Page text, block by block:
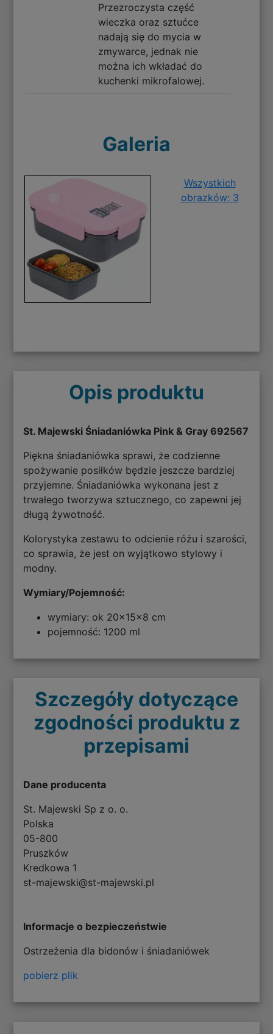
Przezroczysta część
wieczka oraz sztućce
nadają się do mycia w
zmywarce, jednak nie
można ich wkładać do
kuchenki mikrofalowej.
Galeria
Wszystkich
obrazków: 3
Opis produktu
St. Majewski Śniadaniówka Pink & Gray 692567
Piękna śniadaniówka sprawi, że codzienne
spożywanie posiłków będzie jeszcze bardziej
przyjemne. Śniadaniówka wykonana jest z
trwałego tworzywa sztucznego, co zapewni jej
długą żywotność.
Kolorystyka zestawu to odcienie różu i szarości,
co sprawia, że jest on wyjątkowo stylowy i
modny.
Wymiary/Pojemność:
wymiary: ok 20x15x8 cm
pojemność: 1200 ml
Szczegóły dotyczące
zgodności produktu z
przepisami
Dane producenta
St. Majewski Sp z o. o.
Polska
05-800
Pruszków
Kredkowa 1
st-majewski@st-majewski.pl
Informacje o bezpieczeństwie
Ostrzeżenia dla bidonów i śniadaniówek
pobierz plik